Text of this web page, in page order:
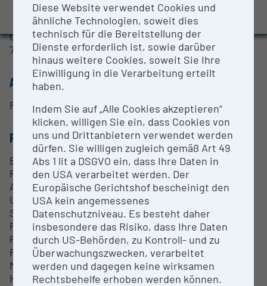
Auszeichnungen und Pressemeldungen
Edelstahl (1.4404), Warmarbeitsstahl (1.2709, 1.2344,
HTCS 150, HTCS 130 u.a.), martensitischer
Chromstahl (1.2083), Nickel-Basislegierung (Inconel
718). Al- und Ti-Legierungen.
ANSPRECHPERSON
FH-Prof. Dr.-Ing. Aziz Huskic
RESEARCH SERVICES
Entwicklung von neuen Werkstoffen
Prozessparameter für neue Werkstoffe
Automatisierung von additiven Fertigungsanlage
Umformwerkzeuge, Druckguss- und
Spritzgießformen
Reparatur von Bauteilen und Werkzeugen
Prototypenbau
Flugzeugbau
Medizintechnik
Hydraulik
Diese Website verwendet Cookies und
ähnliche Technologien, soweit dies
technisch für die Bereitstellung der
Dienste erforderlich ist, sowie darüber
hinaus weitere Cookies, soweit Sie Ihre
Einwilligung in die Verarbeitung erteilt
haben.
Indem Sie auf „Alle Cookies akzeptieren“
klicken, willigen Sie ein, dass Cookies von
uns und Drittanbietern verwendet werden
dürfen. Sie willigen zugleich gemäß Art 49
Abs 1 lit a DSGVO ein, dass Ihre Daten in
den USA verarbeitet werden. Der
Europäische Gerichtshof bescheinigt den
USA kein angemessenes
Datenschutzniveau. Es besteht daher
insbesondere das Risiko, dass Ihre Daten
durch US-Behörden, zu Kontroll- und zu
Überwachungszwecken, verarbeitet
werden und dagegen keine wirksamen
Rechtsbehelfe erhoben werden können.